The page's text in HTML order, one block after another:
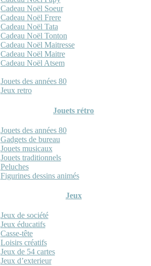
Cadeau Noël Soeur
Cadeau Noël Frere
Cadeau Noël Tata
Cadeau Noël Tonton
Cadeau Noël Maitresse
Cadeau Noël Maitre
Cadeau Noël Atsem
Jouets des années 80
Jeux retro
Jouets rétro
Jouets des années 80
Gadgets de bureau
Jouets musicaux
Jouets traditionnels
Peluches
Figurines dessins animés
Jeux
Jeux de société
Jeux éducatifs
Casse-tête
Loisirs créatifs
Jeux de 54 cartes
Jeux d’exterieur